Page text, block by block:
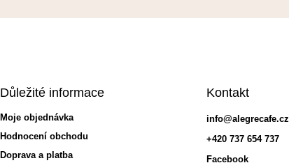
Důležité informace
Moje objednávka
Hodnocení obchodu
Doprava a platba
Kontakt
info@alegrecafe.cz
+420 737 654 737
Facebook